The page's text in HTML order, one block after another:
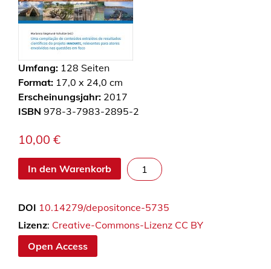
Umfang: 128 Seiten
Format: 17,0 x 24,0 cm
Erscheinungsjahr: 2017
ISBN 978-3-7983-2895-2
10,00 €
In den Warenkorb
M
a
u
a
DOI 10.14279/depositonce-5735
Lizenz: Creative-Commons-Lizenz CC BY
Open Access